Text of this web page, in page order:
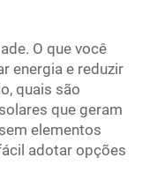
O que você
energia e reduzir
quais são
que geram
elementos
adotar opções